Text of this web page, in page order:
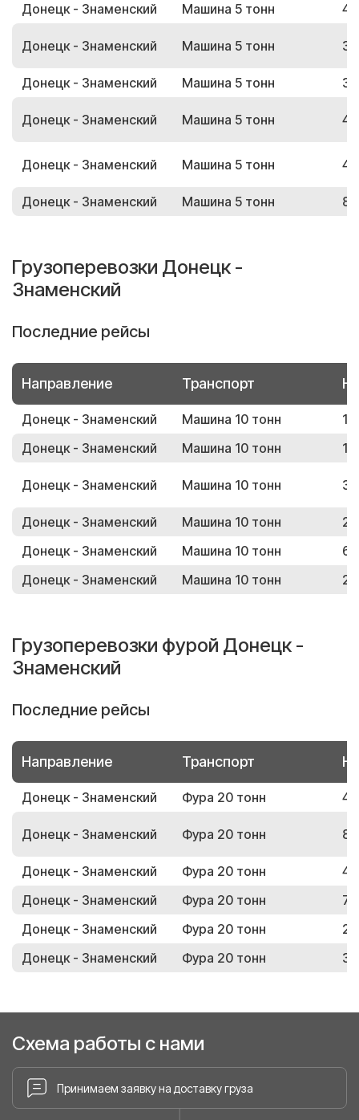
Донецк - Знаменский Машина 5 тонн
Донецк - Знаменский Машина 5 тонн
Донецк - Знаменский Машина 5 тонн
Донецк - Знаменский Машина 5 тонн
Донецк - Знаменский Машина 5 тонн
Донецк - Знаменский Машина 5 тонн
Грузоперевозки Донецк -
Знаменский
Последние рейсы
Направление Транспорт
Донецк - Знаменский Машина 10 тонн
Донецк - Знаменский
Машина 10 тонн
Донецк - Знаменский Машина 10 тонн
Донецк - Знаменский Машина 10 тонн
Донецк - Знаменский
Машина 10 тонн
Донецк - Знаменский
Машина 10 тонн
Грузоперевозки фурой Донецк -
Знаменский
Последние рейсы
Направление Транспорт
Донецк - Знаменский Фура 20 тонн
Донецк - Знаменский Фура 20 тонн
Донецк - Знаменский Фура 20 тонн
Донецк - Знаменский
Фура 20 тонн
Донецк - Знаменский
Фура 20 тонн
Донецк - Знаменский
Фура 20 тонн
Схема работы с нами
Принимаем заявку на доставку груза